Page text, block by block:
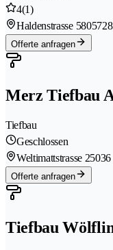
4(1)
Haldenstrasse 580
Offerte anfragen
Merz Tiefbau
Tiefbau
Geschlossen
Weltimattstrasse 2
Offerte anfragen
Tiefbau